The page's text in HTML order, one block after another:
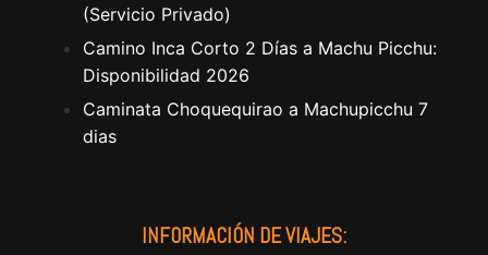
(Servicio Privado)
Camino Inca Corto 2 Días a Machu Picchu:
Disponibilidad 2026
Caminata Choquequirao a Machupicchu 7
dias
INFORMACIÓN DE VIAJES: